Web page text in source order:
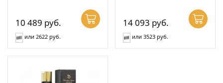
10 489 руб.
или 2622 руб.
14 093 руб.
или 3523 руб.